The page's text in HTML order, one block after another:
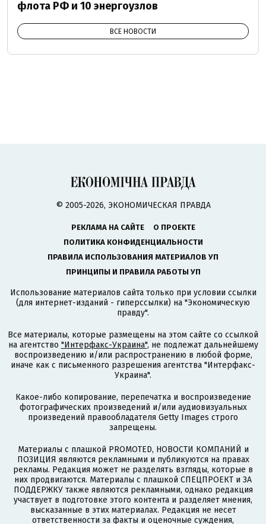
флота РФ и 10 энергоузлов
ВСЕ НОВОСТИ
© 2005-2026, ЭКОНОМИЧЕСКАЯ ПРАВДА
РЕКЛАМА НА САЙТЕ
О ПРОЕКТЕ
ПОЛИТИКА КОНФИДЕНЦИАЛЬНОСТИ
ПРАВИЛА ИСПОЛЬЗОВАНИЯ МАТЕРИАЛОВ УП
ПРИНЦИПЫ И ПРАВИЛА РАБОТЫ УП
Использование материалов сайта только при условии ссылки
(для интернет-изданий - гиперссылки) на "Экономическую
правду".
Все материалы, которые размещены на этом сайте со ссылкой
на агентство "Интерфакс-Украина", не подлежат дальнейшему
воспроизведению и/или распространению в любой форме,
иначе как с письменного разрешения агентства "Интерфакс-
Украина".
Какое-либо копирование, перепечатка и воспроизведение
фотографических произведений и/или аудиовизуальных
произведений правообладателя Getty Images строго
запрещены.
Материалы с плашкой PROMOTED, НОВОСТИ КОМПАНИЙ и
ПОЗИЦИЯ являются рекламными и публикуются на правах
рекламы. Редакция может не разделять взгляды, которые в
них продвигаются. Материалы с плашкой СПЕЦПРОЕКТ и ЗА
ПОДДЕРЖКУ также являются рекламными, однако редакция
участвует в подготовке этого контента и разделяет мнения,
высказанные в этих материалах. Редакция не несет
ответственности за факты и оценочные суждения,